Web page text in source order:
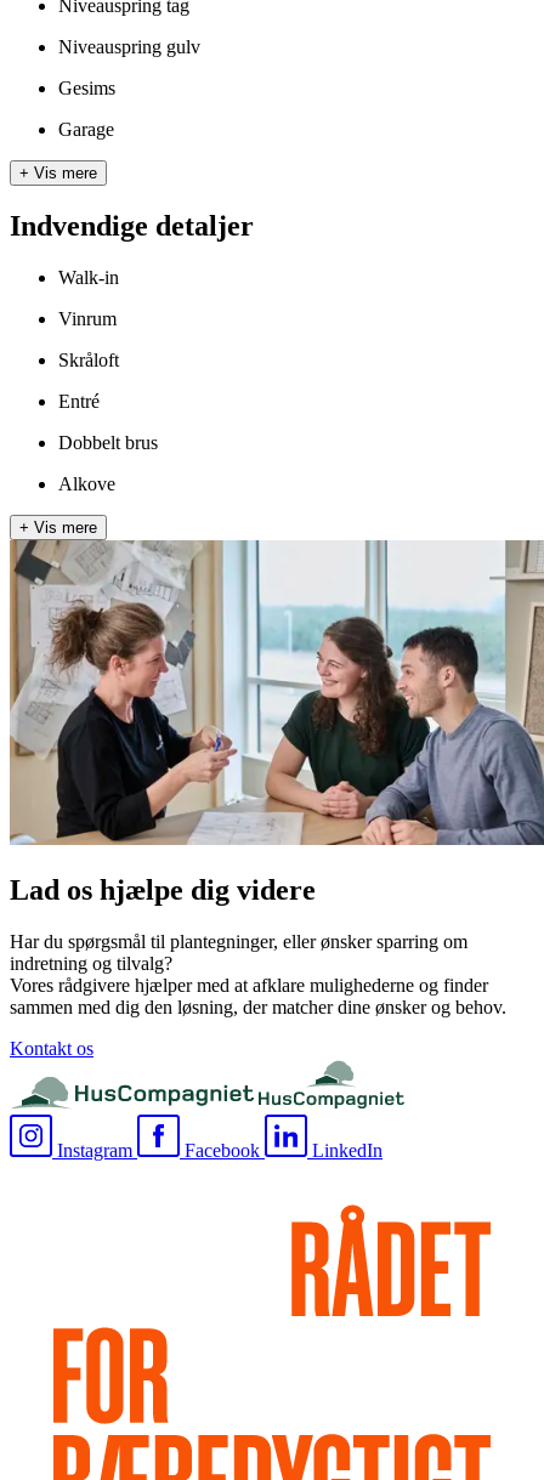
Niveauspring tag
Niveauspring gulv
Gesims
Garage
+ Vis mere
Indvendige detaljer
Walk-in
Vinrum
Skråloft
Entré
Dobbelt brus
Alkove
+ Vis mere
Lad os hjælpe dig videre
Har du spørgsmål til plantegninger, eller ønsker sparring om
indretning og tilvalg?
Vores rådgivere hjælper med at afklare mulighederne og finder
sammen med dig den løsning, der matcher dine ønsker og behov.
Kontakt os
Instagram Facebook LinkedIn